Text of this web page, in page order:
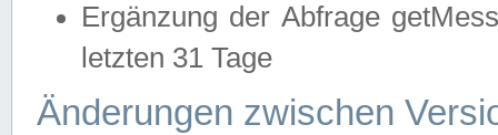
Ergänzung der Abfrage
letzten 31 Tage
Änderungen zwischen